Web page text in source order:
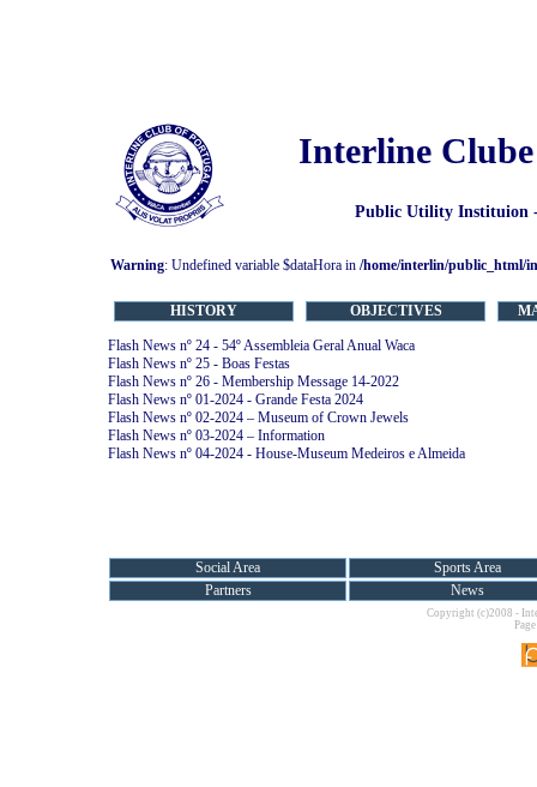
Interline
Public Utility Instituion
Warning: Undefined variable $dataHora in /home/interlin/public_html/
HISTORY OBJECTIVES
Flash News nº 24 - 54º Assembleia Geral Anual Waca
Flash News nº 25 - Boas Festas
Flash News nº 26 - Membership Message 14-2022
Flash News nº 01-2024 - Grande Festa 2024
Flash News nº 02-2024 – Museum of Crown Jewels
Flash News nº 03-2024 – Information
Flash News nº 04-2024 - House-Museum Medeiros e Almeida
Social Area
Sports Area
Partners
News
Copyright (c)2008 -